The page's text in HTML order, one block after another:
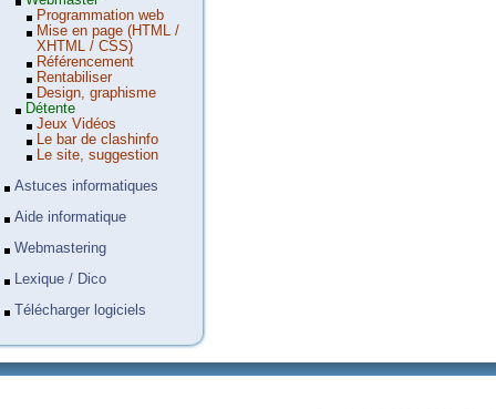
Programmation web
Mise en page (HTML /
XHTML / CSS)
Référencement
Rentabiliser
Design, graphisme
Détente
Jeux Vidéos
Le bar de clashinfo
Le site, suggestion
Astuces informatiques
Aide informatique
Webmastering
Lexique / Dico
Télécharger logiciels